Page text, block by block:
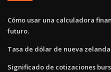
Cómo usar una calculadora
futuro.
Tasa de dólar de nueva zelanda
Significado de cotizaciones